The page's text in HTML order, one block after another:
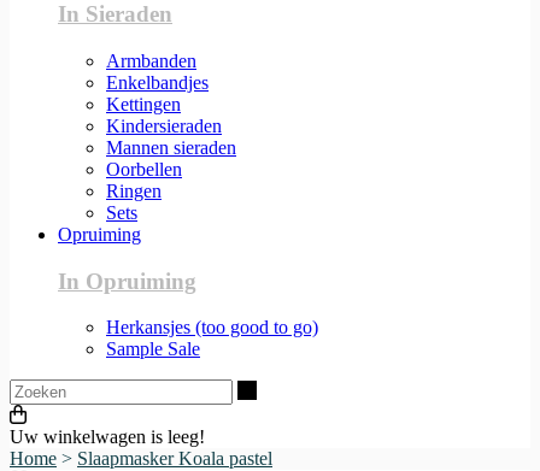
In Sieraden
Armbanden
Enkelbandjes
Kettingen
Kindersieraden
Mannen sieraden
Oorbellen
Ringen
Sets
Opruiming
In Opruiming
Herkansjes (too good to go)
Sample Sale
Uw winkelwagen is leeg!
Home > Slaapmasker Koala pastel